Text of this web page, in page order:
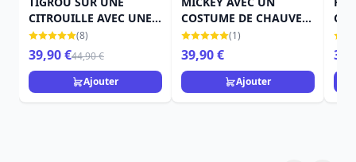
CITROUILLE AVEC UNE
CHAUVE-SOURIS -
DISNEY TRADITIONS
(8)
39,90 €44,90 €
Ajouter
COSTUME DE CHAUVE-
SOURIS - DISNEY
TRADITIONS
(1)
39,90 €
Ajouter